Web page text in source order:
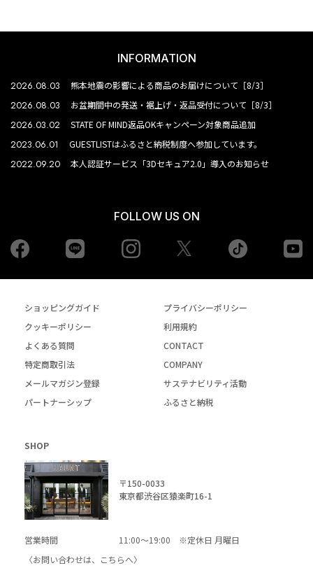
INFORMATION
2026.08.03 熊本地震の影響による商品のお届けについて［8/3］
2026.08.03 お盆期間中の発送・裾上げ・返品受付について［8/3］
2026.03.02 STATE OF MIND返品OKキャンペーン対象商品追加
2023.06.01 GUESTLISTはふるさと納税制度へ参加しています。
2022.09.20 本人認証サービス「3Dセキュア2.0」導入のお知らせ
FOLLOW US ON
Facebook Instagram tiktok
ショッピングガイド
プライバシーポリシー
クッキーポリシー
利用規約
よくある質問
CONTACT
特定商取引法
COMPANY
メールマガジン登録
サステナビリティ活動
パートナーシップ
ふるさと納税
SHOP
〒150-0033
東京都渋谷区猿楽町16-1
営業時間
11:00～19:00 ※定休日 月曜日
〈お問い合わせは、
こちらへ〉